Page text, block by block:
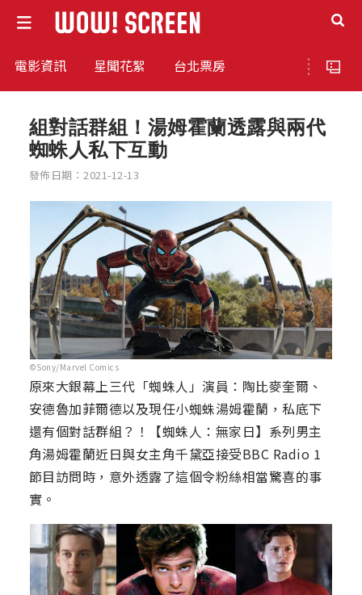
電影資訊 星聞花絮 台北票房
組對話群組！湯姆霍蘭透露與兩代
蜘蛛人私下互動
發佈日期：2021-12-13
©Sony/Marvel Comics
原來大銀幕上三代「蜘蛛人」演員：陶比麥奎爾、
安德魯加菲爾德以及現任小蜘蛛湯姆霍蘭，私底下
還有個對話群組？！【蜘蛛人：無家日】系列男主
角湯姆霍蘭近日與女主角千黛亞接受BBC Radio 1
節目訪問時，意外透露了這個令粉絲相當驚喜的事
實。